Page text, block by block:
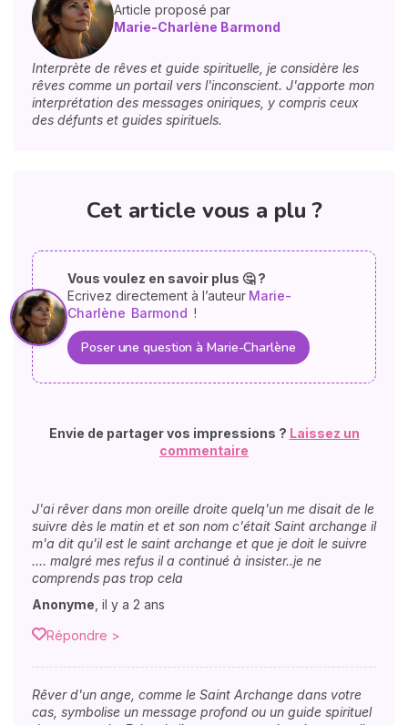
Article proposé par
Marie-Charlène Barmond
Interprète de rêves et guide spirituelle, je considère les
rêves comme un portail vers l'inconscient. J'apporte mon
interprétation des messages oniriques, y compris ceux
des défunts et guides spirituels.
Cet article vous a plu ?
Vous voulez en savoir plus 🤔 ?
Ecrivez directement à l’auteur Marie-
Charlène Barmond !
Poser une question à Marie-Charlène
Envie de partager vos impressions ? Laissez un
commentaire
J'ai rêver dans mon oreille droite quelq'un me disait de le
suivre dès le matin et et son nom c'était Saint archange il
m'a dit qu'il est le saint archange et que je doit le suivre
.... malgré mes refus il a continué à insister..je ne
comprends pas trop cela
Anonyme il y a 2 ans
Répondre >
Rêver d'un ange, comme le Saint Archange dans votre
cas, symbolise un message profond ou un guide spirituel